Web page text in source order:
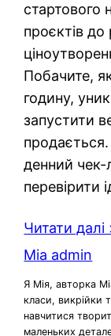
стартового
проєктів
Побачите,
годину,
запустити
продається.
денний
перевірити
Читати далі
Mia admin
Я Мія, авторка
класи, викрійки
навчитися
маленьких